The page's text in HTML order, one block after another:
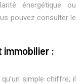
énergétique ou
pouvez consulter le
immobilier :
simple chiffre, il